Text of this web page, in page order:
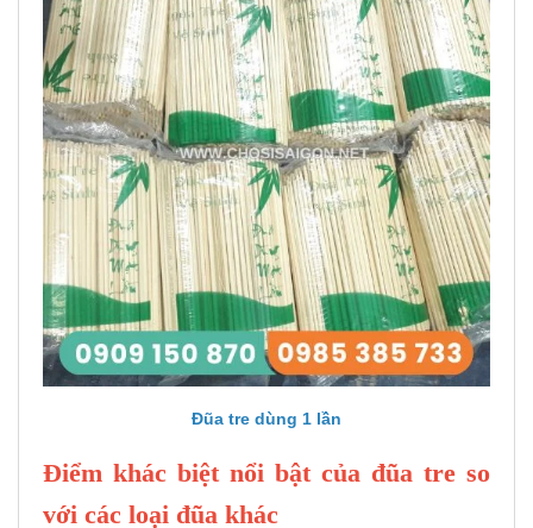
Đũa tre dùng 1 lần
Điểm khác biệt nổi bật của đũa tre so
với các loại đũa khác